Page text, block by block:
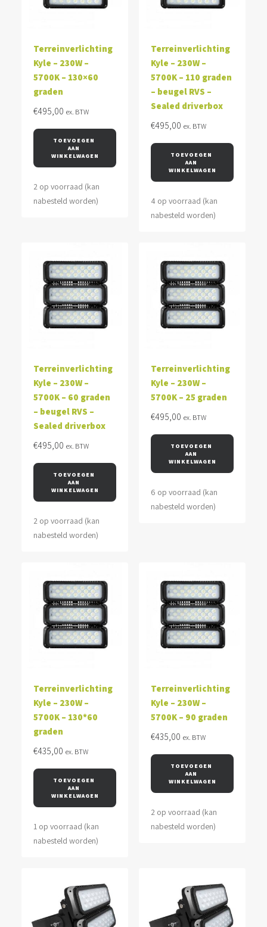
Terreinverlichting
Kyle – 230W –
5700K – 130×60
graden
€495,00 ex. BTW
TOEVOEGEN
AAN
WINKELWAGEN
2 op voorraad (kan
nabesteld worden)
Terreinverlichting
Kyle – 230W –
5700K – 110 graden
– beugel RVS –
Sealed driverbox
€495,00 ex. BTW
TOEVOEGEN
AAN
WINKELWAGEN
4 op voorraad (kan
nabesteld worden)
Terreinverlichting
Kyle – 230W –
5700K – 60 graden
– beugel RVS –
Sealed driverbox
€495,00 ex. BTW
TOEVOEGEN
AAN
WINKELWAGEN
2 op voorraad (kan
nabesteld worden)
Terreinverlichting
Kyle – 230W –
5700K – 25 graden
€495,00 ex. BTW
TOEVOEGEN
AAN
WINKELWAGEN
6 op voorraad (kan
nabesteld worden)
Terreinverlichting
Kyle – 230W –
5700K – 130*60
graden
€435,00 ex. BTW
TOEVOEGEN
AAN
WINKELWAGEN
1 op voorraad (kan
nabesteld worden)
Terreinverlichting
Kyle – 230W –
5700K – 90 graden
€435,00 ex. BTW
TOEVOEGEN
AAN
WINKELWAGEN
2 op voorraad (kan
nabesteld worden)